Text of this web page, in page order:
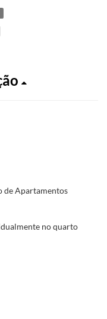
de Apartamentos
no quarto